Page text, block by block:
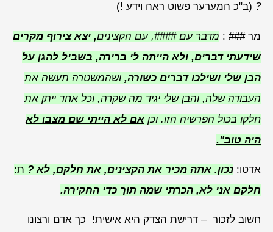
? (ב"כ המערער פשוט ראה וידע !)
מר ### : מדבר עם ####, עם הקצינים, יצא צירוף מקרים
שידעתי דברים, ולא הייתה לי ברירה, בשביל להגן על
הבן שלי ושילכו דברים כשורה, ושהמשטרה תעשה את
העבודה שלה, והבן שלי יגיד מה שקרה, וכל אחד ייתן את
חלקו בכול הפרשיה הזו. וכן אם לא הייתי שם מצבו לא
היה טוב".
אדטו: נכון. אתה מכיר את הקצינים, את חלקם, לא ? ת:
חלקם אני לא, הכרתי שמה תוך כדי החקירה.
חשוב לזכור – דרישת הצדק היא אישית! כך אדם ורצונו